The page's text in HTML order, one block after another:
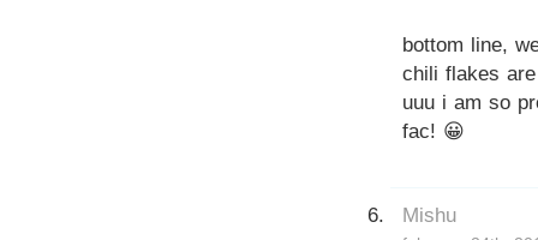
bottom line,
chili flakes
uuu i am so
fac! 😀
Mishu